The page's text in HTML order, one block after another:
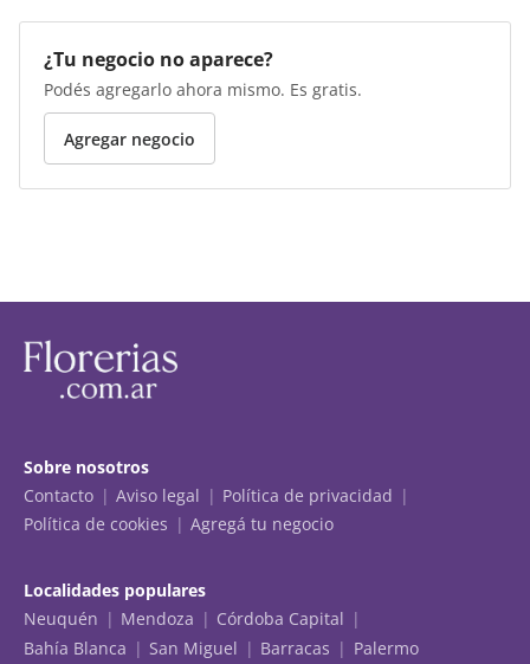
¿Tu negocio no aparece?
Podés agregarlo ahora mismo. Es gratis.
Agregar negocio
Sobre nosotros
Contacto
Aviso legal
Política de privacidad
Política de cookies
Agregá tu negocio
Localidades populares
Neuquén
Mendoza
Córdoba Capital
Bahía Blanca
San Miguel Barracas Palermo